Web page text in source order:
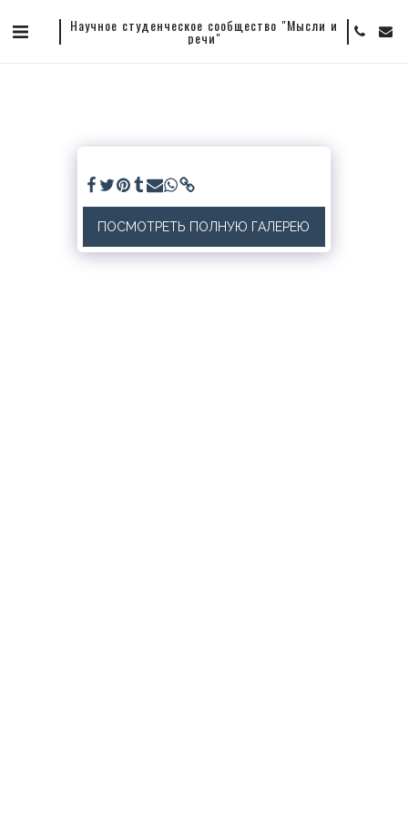
Научное студенческое сообщество "Мысли и
речи"
ПОСМОТРЕТЬ ПОЛНУЮ ГАЛЕРЕЮ